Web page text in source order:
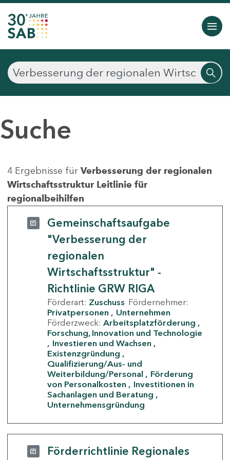
Suche
4 Ergebnisse für Verbesserung der regionalen
Wirtschaftsstruktur Leitlinie für
regionalbeihilfen
Gemeinschaftsaufgabe
"Verbesserung der
regionalen
Wirtschaftsstruktur" -
Richtlinie GRW RIGA
Förderart: Zuschuss Fördernehmer:
Privatpersonen
Unternehmen
Förderzweck: Arbeitsplatzförderung
Forschung, Innovation und Technologie
Investieren und Wachsen
Existenzgründung
Qualifizierung/Aus- und
Weiterbildung/Personal
Förderung
von Personalkosten
Investitionen in
Sachanlagen und Beratung
Unternehmensgründung
Förderrichtlinie Regionales